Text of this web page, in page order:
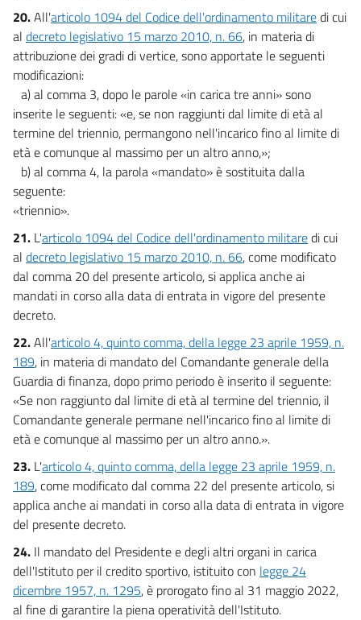
20.All'articolo 1094 del Codice dell'ordinamento militaredi cui
al decreto legislativo 15 marzo 2010, n. 66, in materia di
attribuzione dei gradi di vertice, sono apportate le seguenti
modificazioni:
a) al comma 3, dopo le parole «in carica tre anni» sono
inserite le seguenti: «e, se non raggiunti dal limite di età al
termine del triennio, permangono nell'incarico fino al limite di
età e comunque al massimo per un altro anno,»;
b) al comma 4, la parola «mandato» è sostituita dalla
seguente:
«triennio».
21. L'articolo 1094 del Codice dell'ordinamento militaredi cui
al decreto legislativo 15 marzo 2010, n. 66, come modificato
dal comma 20 del presente articolo, si applica anche ai
mandati in corso alla data di entrata in vigore del presente
decreto.
22.All'articolo 4, quinto comma, della legge 23 aprile 1959, n.
189, in materia di mandato del Comandante generale della
Guardia di finanza, dopo primo periodo è inserito il seguente:
«Se non raggiunto dal limite di età al termine del triennio, il
Comandante generale permane nell'incarico fino al limite di
età e comunque al massimo per un altro anno.».
23. L'articolo 4, quinto comma, della legge 23 aprile 1959, n.
189, come modificato dal comma 22 del presente articolo, si
applica anche ai mandati in corso alla data di entrata in vigore
del presente decreto.
24. Il mandato del Presidente e degli altri organi in carica
dell'Istituto per il credito sportivo, istituito con legge 24
dicembre 1957, n. 1295, è prorogato fino al 31 maggio 2022,
al fine di garantire la piena operatività dell'Istituto.